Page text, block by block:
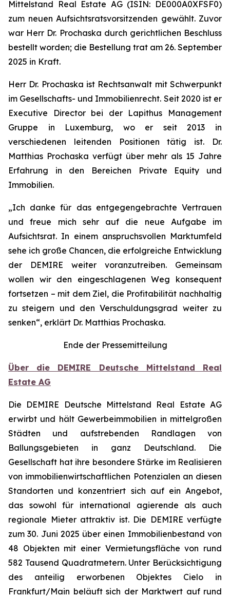
Mittelstand Real Estate AG (ISIN: DE000A0XFSF0)
zum neuen Aufsichtsratsvorsitzenden gewählt. Zuvor
war Herr Dr. Prochaska durch gerichtlichen Beschluss
bestellt worden; die Bestellung trat am 26. September
2025 in Kraft.
Herr Dr. Prochaska ist Rechtsanwalt mit Schwerpunkt
im Gesellschafts- und Immobilienrecht. Seit 2020 ist er
Executive Director bei der Lapithus Management
Gruppe in Luxemburg, wo er seit 2013 in
verschiedenen leitenden Positionen tätig ist. Dr.
Matthias Prochaska verfügt über mehr als 15 Jahre
Erfahrung in den Bereichen Private Equity und
Immobilien.
„Ich danke für das entgegengebrachte Vertrauen
und freue mich sehr auf die neue Aufgabe im
Aufsichtsrat. In einem anspruchsvollen Marktumfeld
sehe ich große Chancen, die erfolgreiche Entwicklung
der DEMIRE weiter voranzutreiben. Gemeinsam
wollen wir den eingeschlagenen Weg konsequent
fortsetzen – mit dem Ziel, die Profitabilität nachhaltig
zu steigern und den Verschuldungsgrad weiter zu
senken“, erklärt Dr. Matthias Prochaska.
Ende der Pressemitteilung
Über die DEMIRE Deutsche Mittelstand Real
Estate AG
Die DEMIRE Deutsche Mittelstand Real Estate AG
erwirbt und hält Gewerbeimmobilien in mittelgroßen
Städten und aufstrebenden Randlagen von
Ballungsgebieten in ganz Deutschland. Die
Gesellschaft hat ihre besondere Stärke im Realisieren
von immobilienwirtschaftlichen Potenzialen an diesen
Standorten und konzentriert sich auf ein Angebot,
das sowohl für international agierende als auch
regionale Mieter attraktiv ist. Die DEMIRE verfügte
zum 30. Juni 2025 über einen Immobilienbestand von
48 Objekten mit einer Vermietungsfläche von rund
582 Tausend Quadratmetern. Unter Berücksichtigung
des anteilig erworbenen Objektes Cielo in
Frankfurt/Main beläuft sich der Marktwert auf rund